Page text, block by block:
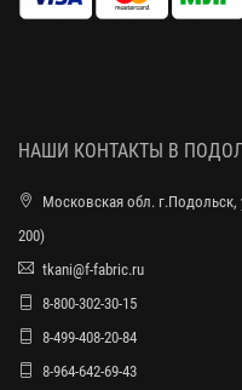
НАШИ КОНТАКТЫ В
Московская обл.
200)
tkani@f-fabric.ru
8-800-302-30-15
8-499-408-20-84
8-964-642-69-43